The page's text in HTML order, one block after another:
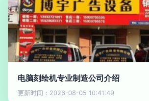
电脑刻绘机专业制造公司介绍
更新时间：2026-08-05 10:41:49